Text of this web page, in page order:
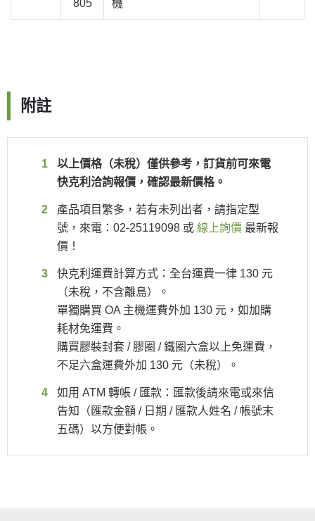
805
機
附註
以上價格（未稅）僅供參考，訂貨前可來電
快克利洽詢報價，確認最新價格。
產品項目繁多，若有未列出者，請指定型
號，來電：02-25119098 或 線上詢價 最新報
價！
快克利運費計算方式：全台運費一律 130 元
（未稅，不含離島）。
單獨購買 OA 主機運費外加 130 元，如加購
耗材免運費。
購買膠裝封套 / 膠圈 / 鐵圈六盒以上免運費，
不足六盒運費外加 130 元（未稅）。
如用 ATM 轉帳 / 匯款：匯款後請來電或來信
告知（匯款金額 / 日期 / 匯款人姓名 / 帳號末
五碼）以方便對帳。